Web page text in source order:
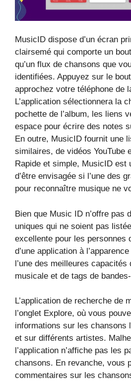
MusicID dispose d’un écran
clairsemé qui comporte un
qu’un flux de chansons que
identifiées. Appuyez sur le
approchez votre téléphone de
L’application sélectionnera la
pochette de l’album, les liens
espace pour écrire des notes
En outre, MusicID fournit une
similaires, de vidéos YouTube
Rapide et simple, MusicID est
d’être envisagée si l’une des
pour reconnaître musique ne
Bien que Music ID n’offre pas
uniques qui ne soient pas
excellente pour les personnes
d’une application à
l’une des meilleures
musicale et de tags de
L’application de recherche de
l’onglet Explore, où vous
informations sur les chansons
et sur différents artistes.
l’application n’affiche pas les
chansons. En revanche, vous
commentaires sur les